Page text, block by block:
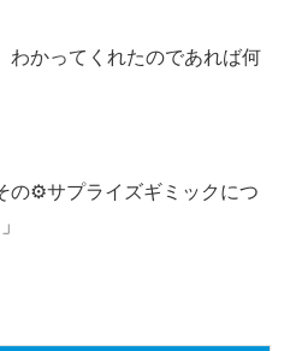
かってくれたのであれば何
の⚙️サプライズギミックにつ